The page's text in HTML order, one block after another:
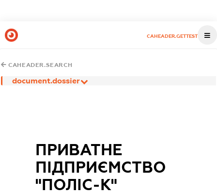
CAHEADER.GETTEST
CAHEADER.SEARCH
document.dossier
ПРИВАТНЕ
ПІДПРИЄМСТВО
"ПОЛІС-К"